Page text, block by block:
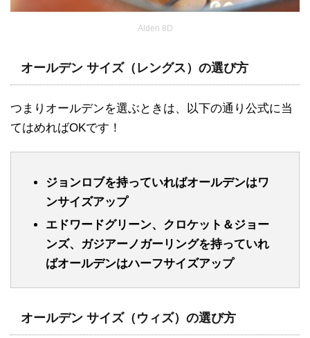
Alden 8D
オールデン サイズ（レングス）の選び方
つまりオールデンを選ぶときは、以下の通り公式に当
てはめればOKです！
ジョンロブを持っていればオールデンはワ
ンサイズアップ
エドワードグリーン、クロケット＆ジョー
ンズ、ガジアーノガーリングを持っていれ
ばオールデンはハーフサイズアップ
オールデン サイズ（ウィズ）の選び方